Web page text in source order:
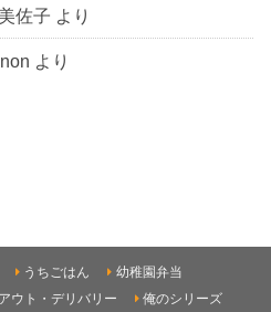
佐子 より
より
うちごはん
幼稚園弁当
ウト・デリバリー 俺のシリーズ